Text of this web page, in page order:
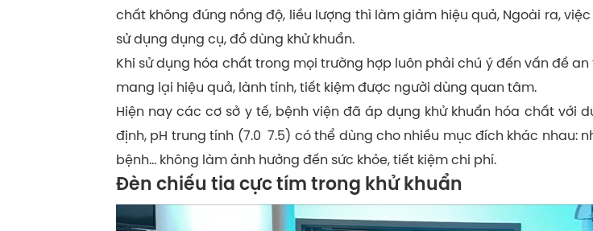
chất không đúng nồng độ, liều lượng thì làm giảm hiệu quả, Ngoài ra,
sử dụng dụng cụ, đồ dùng khử khuẩn.
Khi sử dụng hóa chất trong mọi trường hợp luôn phải chú ý đến vấn đề
mang lại hiệu quả, lành tính, tiết kiệm được người dùng quan tâm.
Hiện nay các cơ sở y tế, bệnh viện đã áp dụng khử khuẩn hóa chất với
định, pH trung tính (7.0 7.5) có thể dùng cho nhiều mục đích khác nhau:
bệnh… không làm ảnh hưởng đến sức khỏe, tiết kiệm chi phí.
Đèn chiếu tia cực tím trong khử khuẩn